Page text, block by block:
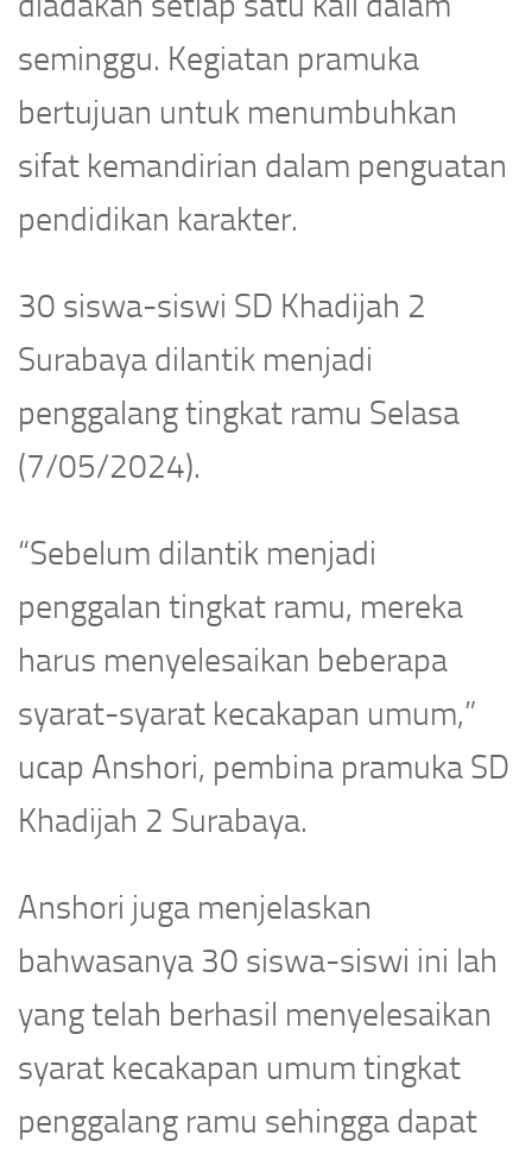
seminggu. Kegiatan pramuka
bertujuan untuk menumbuhkan
sifat kemandirian dalam penguatan
pendidikan karakter.
30 siswa-siswi SD Khadijah 2
Surabaya dilantik menjadi
penggalang tingkat ramu Selasa
(7/05/2024).
“Sebelum dilantik menjadi
penggalan tingkat ramu, mereka
harus menyelesaikan beberapa
syarat-syarat kecakapan umum,”
ucap Anshori, pembina pramuka SD
Khadijah 2 Surabaya.
Anshori juga menjelaskan
bahwasanya 30 siswa-siswi ini lah
yang telah berhasil menyelesaikan
syarat kecakapan umum tingkat
penggalang ramu sehingga dapat